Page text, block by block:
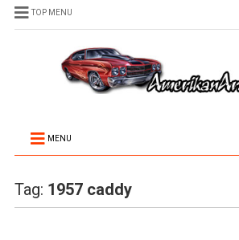
TOP MENU
MENU
Tag: 1957 caddy